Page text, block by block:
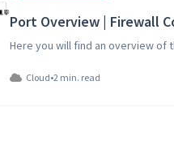
Port Overview | Firewall
Here you will find an overview of
Cloud•2 min. read